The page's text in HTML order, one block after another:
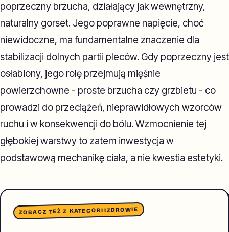
poprzeczny brzucha, działający jak wewnętrzny,
naturalny gorset. Jego poprawne napięcie, choć
niewidoczne, ma fundamentalne znaczenie dla
stabilizacji dolnych partii pleców. Gdy poprzeczny jest
osłabiony, jego rolę przejmują mięśnie
powierzchowne - proste brzucha czy grzbietu - co
prowadzi do przeciążeń, nieprawidłowych wzorców
ruchu i w konsekwencji do bólu. Wzmocnienie tej
głębokiej warstwy to zatem inwestycja w
podstawową mechanikę ciała, a nie kwestia estetyki.
ZOBACZ TEŻ Z KATEGORIIZDROWIE